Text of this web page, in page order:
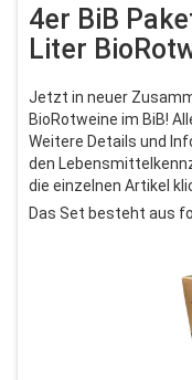
4er BiB
Liter
Jetzt in neuer
BioRotweine im BiB!
Weitere Details und
den
die einzelnen Artikel
Das Set besteht aus